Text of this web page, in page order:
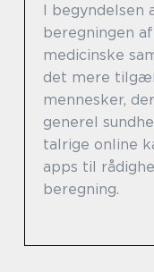
I begyndelsen
beregningen
medicinske
det mere
mennesker,
generel
talrige online
apps til
beregning.